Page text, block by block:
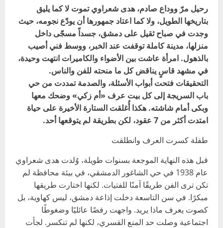
رحيل مرّ ووداع صادم، هدى شعراوي تموت لا كما يليق
بتاريخها الطويل، ولا كما اعتاد جمهورها أن يودّع نجومه، حيث
وجدت في صباح ثقيل على دمشق، جسداً مسجّى داخل
منزلها، مدينة كاملة توقفت عند الخبر، ووسط فني أصيب
بالذهول. امرأة عاشت بين الأضواء والكاميرات انتهت وحيدة،
في مشهد قاسٍ يناقض كل ما منحته للفن والناس.
التحقيقات فتحت أبواب الأسئلة، والصدمة تمددت من حي
باب السريجة إلى كل بيت عرف «أم زكي» وضحك معها
وبكى أمام شاشته. هكذا أُغلقت الستارة الأخيرة على حياة
امتدت أكثر من 7 عقود، لكن بطريقة لم يتوقعها أحد.
طفلة كسرت العرف وانطلقت
قبل هذه النهاية الموجعة بسنوات طويلة، وُلدت هدى شعراوي
عام 1938 في حي الشاغور الدمشقي، في بيئة محافظة لم
تكن ترى الفن طريقًا آمنًا للفتيات. لكنها اختارت طريقها
مبكرًا. في سن التاسعة دخلت إذاعة دمشق، ليس كهاوية، بل
كصوت يعرف ماذا يريد. واجهت رفضًا عائليًا وضغوطًا
اجتماعية وصلت حد المنع القسري، لكنها لم تنكسر. لجأت